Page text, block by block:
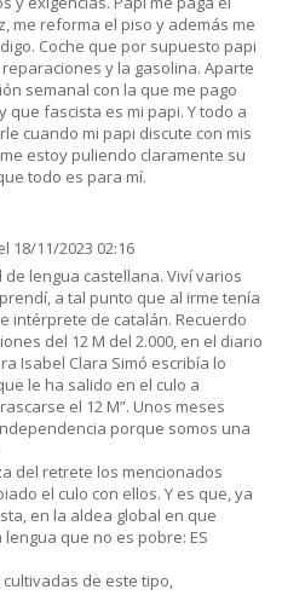
me reforma el piso y además me
Coche que por supuesto papi
y la gasolina. Aparte
semanal con la que me pago
fascista es mi papi. Y todo a
cuando mi papi discute con mis
estoy puliendo claramente su
todo es para mí.
18/11/2023 02:16
lengua castellana. Viví varios
a tal punto que al irme tenía
intérprete de catalán. Recuerdo
del 12 M del 2.000, en el diario
Isabel Clara Simó escribía lo
le ha salido en el culo a
el 12 M”. Unos meses
porque somos una
del retrete los mencionados
el culo con ellos. Y es que, ya
en la aldea global en que
que no es pobre: ES
de este tipo,